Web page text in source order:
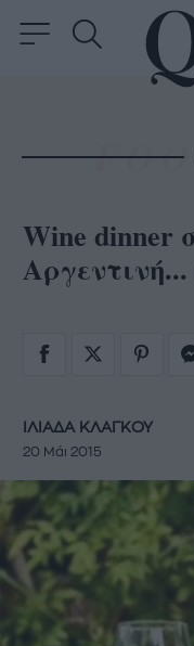
Wine dinner
ΙΛΙΑΔΑ ΚΛΑΓΚΟΥ
20 Μάι 2015